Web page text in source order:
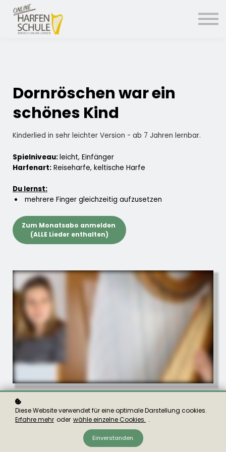
Dornröschen war ein
schönes Kind
Kinderlied in sehr leichter Version - ab 7 Jahren lernbar.
Spielniveau:leicht, Einfänger
Harfenart: Reiseharfe, keltische Harfe
Du lernst:
mehrere Finger gleichzeitig aufzusetzen
Zum Monatsabo anmelden
(ALLE Lieder enthalten)
Diese Website verwendet für eine optimale Darstellung cookies.
Erfahre mehr oder wähle einzelne Cookies. .
Einverstanden.